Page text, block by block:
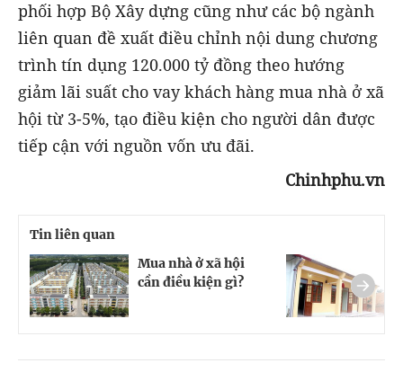
phối hợp Bộ Xây dựng cũng như các bộ ngành
liên quan đề xuất điều chỉnh nội dung chương
trình tín dụng 120.000 tỷ đồng theo hướng
giảm lãi suất cho vay khách hàng mua nhà ở xã
hội từ 3-5%, tạo điều kiện cho người dân được
tiếp cận với nguồn vốn ưu đãi.
Chinhphu.vn
Tin liên quan
Mua nhà ở xã hội
cần điều kiện gì?